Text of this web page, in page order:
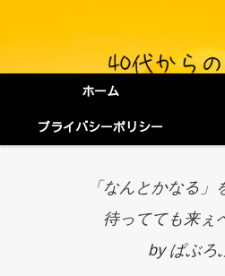
ホーム
プライバシーポリシー
「なんとかなる」
待ってても来ぇ
by ぱぶろ